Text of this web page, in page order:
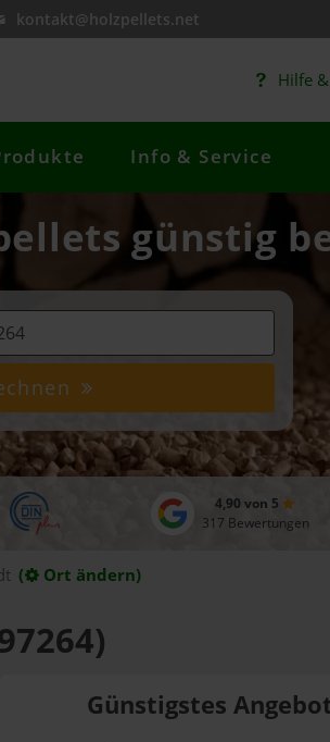
kontakt@holzpellets.net
Hilfe
Info & Service
günstig
4,90 von 5
317 Bewertungen
( Ort ändern)
Günstigstes